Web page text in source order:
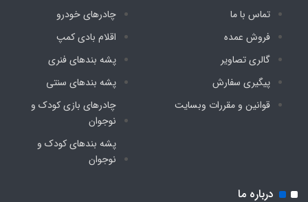
تماس با ما
فروش عمده
گالری تصاویر
پیگیری سفارش
قوانین و مقررات وبسایت
چادرهای خودرو
اقلام بادی کمپ
پشه‌ بندهای فنری
پشه‌ بندهای سنتی
چادرهای بازی کودک و
نوجوان
پشه‌ بندهای کودک و
نوجوان
درباره ما